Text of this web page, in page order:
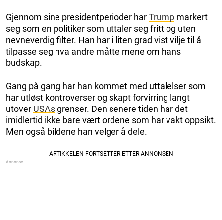
Gjennom sine presidentperioder harTrump markert
seg som en politiker som uttaler seg fritt og uten
nevneverdig filter. Han har i liten grad vist vilje til å
tilpasse seg hva andre måtte mene om hans
budskap.
Gang på gang har han kommet med uttalelser som
har utløst kontroverser og skapt forvirring langt
utover USAsgrenser. Den senere tiden har det
imidlertid ikke bare vært ordene som har vakt oppsikt.
Men også bildene han velger å dele.